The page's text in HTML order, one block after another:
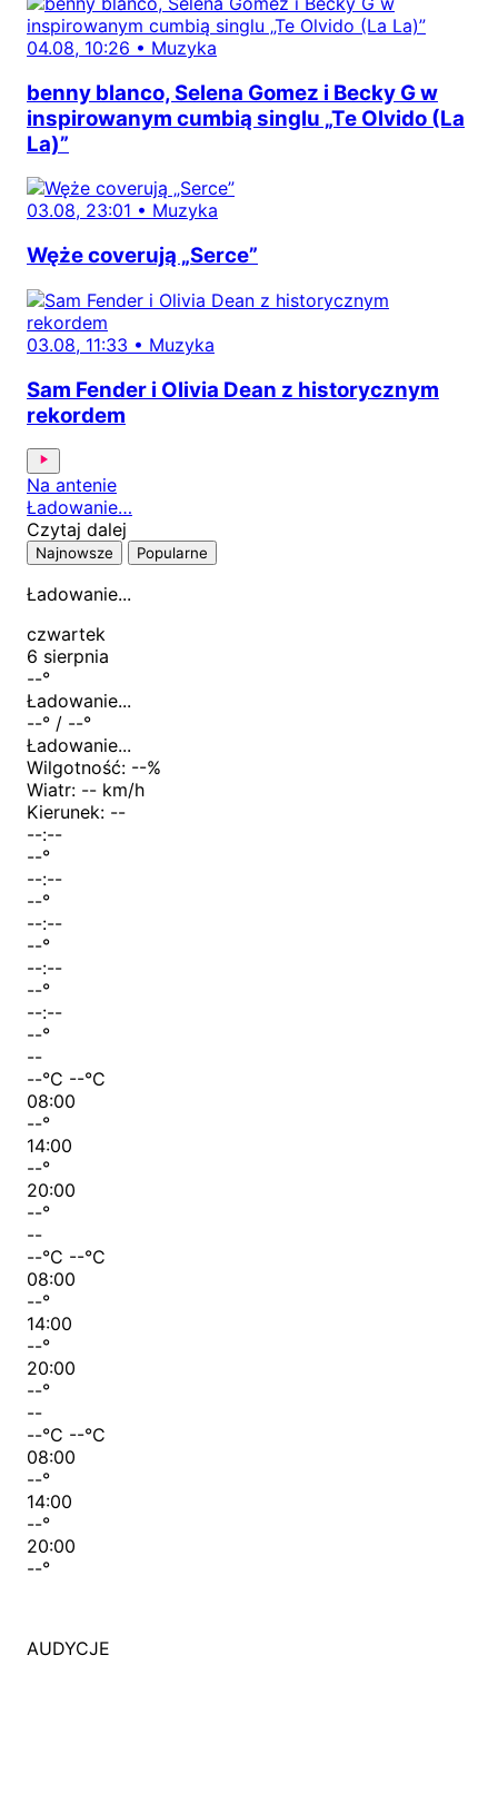
04.08, 10:26 • Muzyka
benny blanco, Selena Gomez i Becky G w
inspirowanym cumbią singlu „Te Olvido (La
La)”
03.08, 23:01 • Muzyka
Węże coverują „Serce”
03.08, 11:33 • Muzyka
Sam Fender i Olivia Dean z historycznym
rekordem
Na antenie
Ładowanie…
Czytaj dalej
Najnowsze Popularne
Ładowanie...
czwartek
6 sierpnia
--°
Ładowanie...
--° / --°
Ładowanie...
Wilgotność: --%
Wiatr: -- km/h
Kierunek: --
--:--
--°
--:--
--°
--:--
--°
--:--
--°
--:--
--°
--
--°C --°C
08:00
--°
14:00
--°
20:00
--°
--
--°C --°C
08:00
--°
14:00
--°
20:00
--°
--
--°C --°C
08:00
--°
14:00
--°
20:00
--°
AUDYCJE